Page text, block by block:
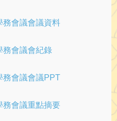
務會議會議資料
務會議會紀錄
務會議會議PPT
務會議重點摘要